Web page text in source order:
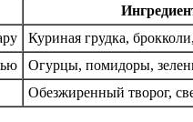
Куриная грудка,
Огурцы, помидоры,
Обезжиренный творог,